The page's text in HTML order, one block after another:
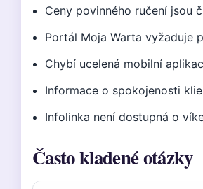
Ceny povinného ručení jsou
Portál Moja Warta vyžaduje
Chybí ucelená mobilní
Informace o spokojenosti
Infolinka není dostupná o
Často kladené otázky